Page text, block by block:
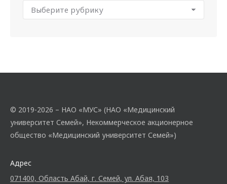
© 2019-2026 – НАО «МУС» (НАО «Медицинский
университет Семей», Некоммерческое акционерное
общество «Медицинский университет Семей»)
Адрес
071400, Область Абай, г. Семей, ул. Абая, 103